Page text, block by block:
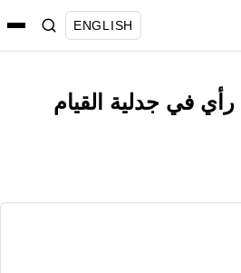
ENGLISH
رأي في جدلية القيام